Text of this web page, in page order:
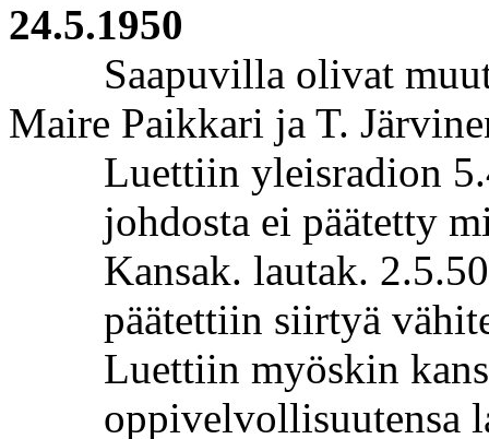
24.5.1950
Saapuvilla olivat
Maire Paikkari ja T.
Luettiin yleisradion
johdosta ei päätetty
Kansak. lautak.
päätettiin siirtyä
Luettiin myöskin
oppivelvollisuutensa